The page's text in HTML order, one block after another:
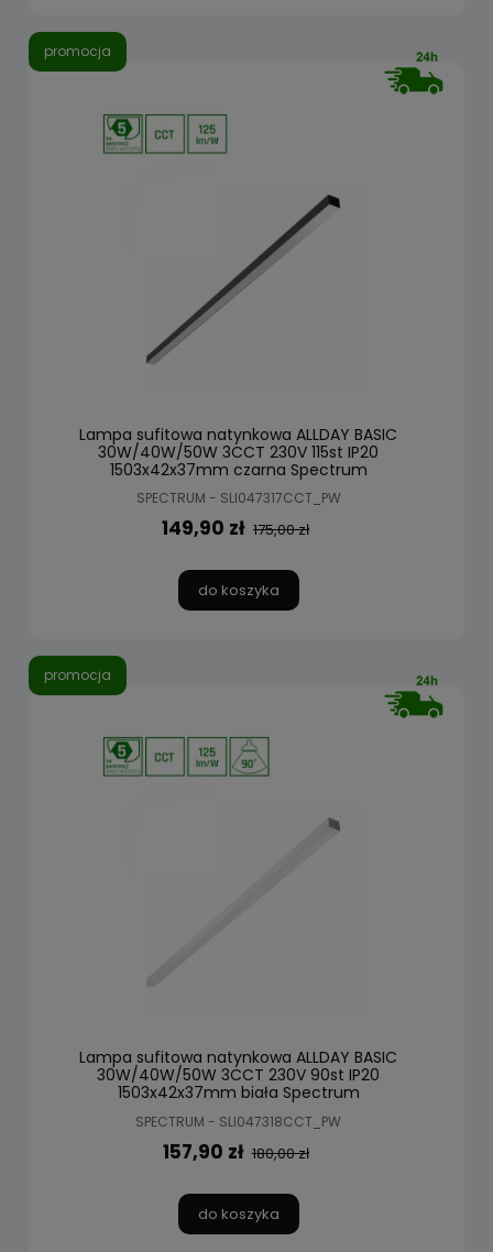
Lampa sufitowa natynkowa ALLDAY BASIC
30W/40W/50W 3CCT 230V 115st IP20
1503x42x37mm czarna Spectrum
SPECTRUM - SLI047317CCT_PW
149,90 zł 175,00 zł
do koszyka
promocja
Lampa sufitowa natynkowa ALLDAY BASIC
30W/40W/50W 3CCT 230V 90st IP20
1503x42x37mm biała Spectrum
SPECTRUM - SLI047318CCT_PW
157,90 zł 180,00 zł
do koszyka
promocja